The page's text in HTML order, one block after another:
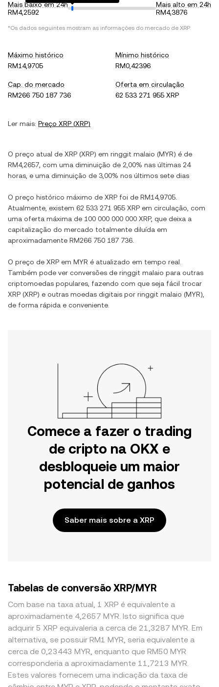
Mais baixo em 24h
RM4,2592
Mais alto em 24h
RM4,3876
*Os dados seguintes mostram as informações do mercado de XRP.
Máximo histórico
RM14,9705
Mínimo histórico
RM0,42396
Cap. do mercado
RM266 750 187 736
Oferta em circulação
62 533 271 955 XRP
Ler mais: Preço XRP (XRP)
O preço atual de XRP (XRP) em ringgit malaio (MYR) é de
RM4,2657 , com uma diminuição de 2,00% nas últimas 24
horas, e uma diminuição de 3,00% nos últimos sete dias
O preço histórico máximo de XRP foi de RM14,9705
Atualmente, existem 62 533 271 955 XRP em circulação, com
uma oferta máxima de 100 000 000 000 XRP, que deixa a
capitalização do mercado totalmente diluída em
aproximadamente RM266 750 187 736
O preço de XRP em MYR é atualizado em tempo real.
Também pode ver conversões de ringgit malaio para outras
criptomoedas populares, fazendo com que seja fácil trocar
XRP (XRP) e outras moedas digitais por ringgit malaio (MYR),
de forma rápida e conveniente.
Comece a fazer o trading
de cripto na OKX e
desbloqueie um maior
potencial de ganhos
Saber mais sobre a XRP
Tabelas de conversão XRP/MYR
Com base na taxa atual, 1 XRP é equivalente a
aproximadamente 4,2657 MYR. Isto significa que
adquirir 5 XRP equivaleria a cerca de 21,3287 MYR. Em
alternativa, se possuir RM1 MYR, seria equivalente a
cerca de 0,23443 MYR, enquanto que RM50 MYR
corresponderia a aproximadamente 11,7213 MYR.
Estes valores fornecem uma indicação da taxa de